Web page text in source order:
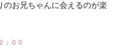
のお兄ちゃんに会えるのが楽
：００